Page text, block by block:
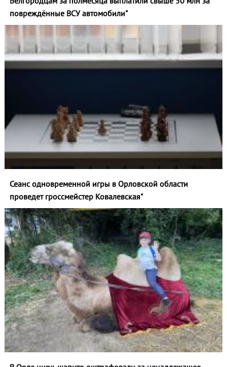
повреждённые ВСУ автомобили"
Сеанс одновременной игры в Орловской области
проведет гроссмейстер Ковалевская"